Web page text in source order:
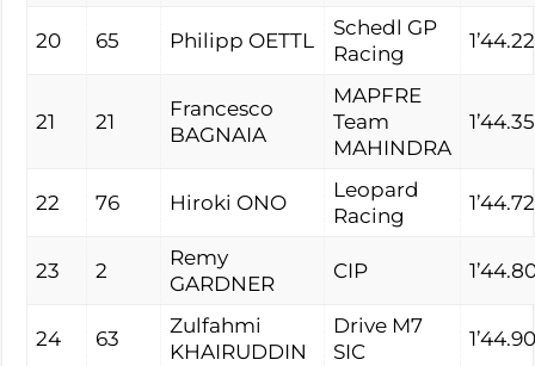
20 65 Philipp OETTL
Schedl GP
Racing
21 21
Francesco
BAGNAIA
MAPFRE
Team
MAHINDRA
22 76 Hiroki ONO
Leopard
Racing
23 2
Remy
GARDNER
CIP
24 63
Zulfahmi
KHAIRUDDIN
Drive M7
SIC